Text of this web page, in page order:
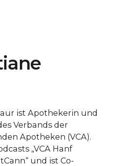
ist Apothekerin und
Verbands der
Apotheken (VCA).
„VCA Hanf
und ist Co-